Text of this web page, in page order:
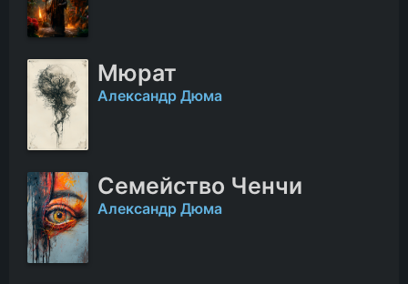
Исполнители
Случайная книга
Мюрат
Александр Дюма
Семейство Ченчи
Александр Дюма